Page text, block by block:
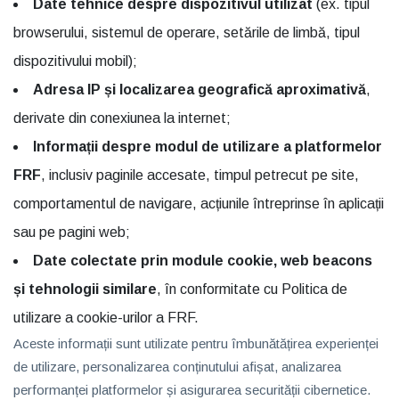
Date tehnice despre dispozitivul utilizat (ex. tipul
browserului, sistemul de operare, setările de limbă, tipul
dispozitivului mobil);
Adresa IP și localizarea geografică aproximativă,
derivate din conexiunea la internet;
Informații despre modul de utilizare a platformelor
FRF, inclusiv paginile accesate, timpul petrecut pe site,
comportamentul de navigare, acțiunile întreprinse în aplicații
sau pe pagini web;
Date colectate prin module cookie, web beacons
și tehnologii similare, în conformitate cu Politica de
utilizare a cookie-urilor a FRF.
Aceste informații sunt utilizate pentru îmbunătățirea experienței
de utilizare, personalizarea conținutului afișat, analizarea
performanței platformelor și asigurarea securității cibernetice.